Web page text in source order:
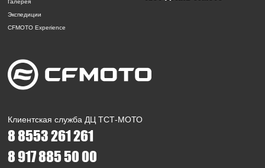
Клиентская служба ДЦ ТСТ-МОТО
8 8553 261 261
8 917 885 50 00
Галерея
Экспедиции
CFMOTO Experience